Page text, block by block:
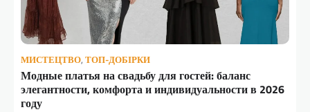
МИСТЕЦТВО, ТОП-ДОБІРКИ
Модные платья на свадьбу для гостей: баланс
элегантности, комфорта и индивидуальности в 2026
году